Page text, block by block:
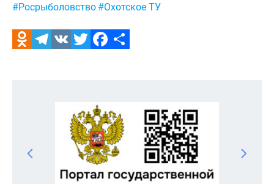
#Росрыболовство #Охотское ТУ